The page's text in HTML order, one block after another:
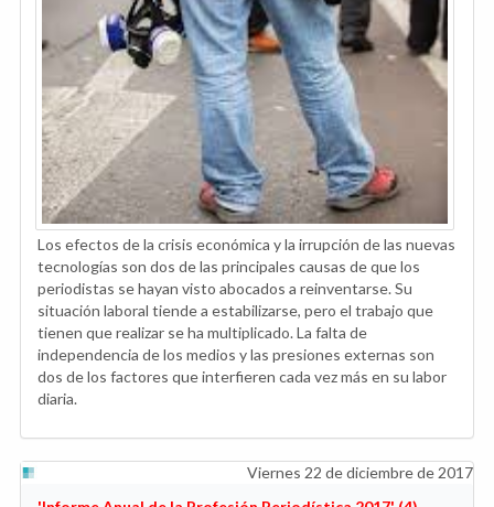
Los efectos de la crisis económica y la irrupción de las nuevas
tecnologías son dos de las principales causas de que los
periodistas se hayan visto abocados a reinventarse. Su
situación laboral tiende a estabilizarse, pero el trabajo que
tienen que realizar se ha multiplicado. La falta de
independencia de los medios y las presiones externas son
dos de los factores que interfieren cada vez más en su labor
diaria.
Viernes 22 de diciembre de 2017